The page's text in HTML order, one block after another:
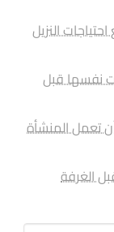
النزيل
نفسها قبل
تعمل المنشأة
الغرفة